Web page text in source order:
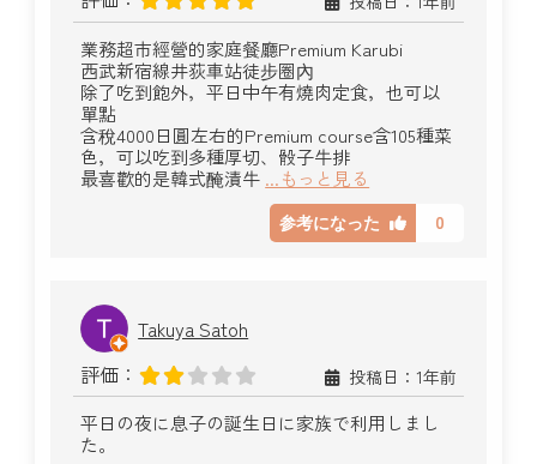
業務超市經營的家庭餐廳Premium Karubi
西武新宿線井荻車站徒步圈內
除了吃到飽外，平日中午有燒肉定食，也可以
單點
含稅4000日圓左右的Premium course含105種菜
色，可以吃到多種厚切、骰子牛排
最喜歡的是韓式醃漬牛 ...もっと見る
参考になった 0
Takuya Satoh
評価：
投稿日：1年前
平日の夜に息子の誕生日に家族で利用しまし
た。